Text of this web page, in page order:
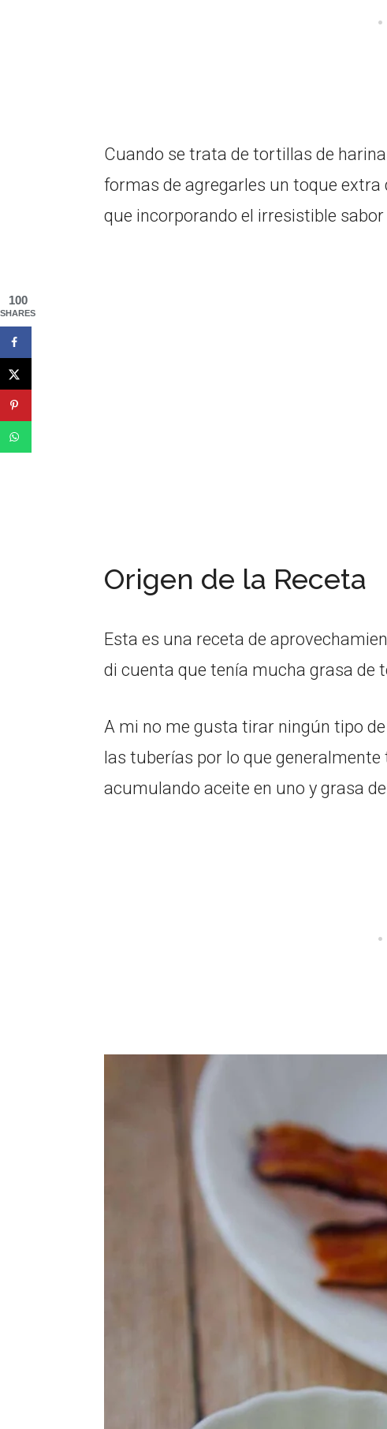
Cuando se trata de tortillas de
formas de agregarles un toque
que incorporando el irresistible sabor
Origen de la Receta
Esta es una receta de
di cuenta que tenía mucha grasa de
A mi no me gusta tirar ningún tipo
las tuberías por lo que
acumulando aceite en uno y grasa
100
SHARES